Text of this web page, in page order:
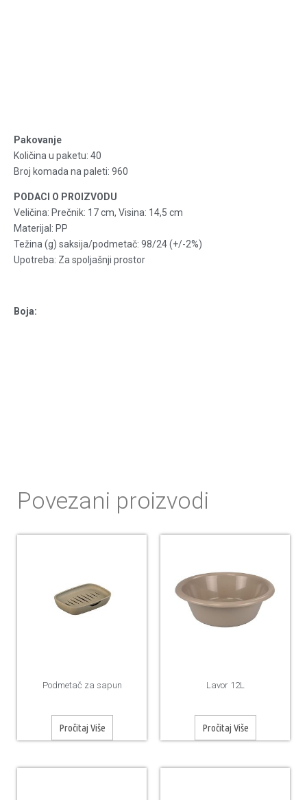
Pakovanje
Količina u paketu: 40
Broj komada na paleti: 960
PODACI O PROIZVODU
Veličina: Prečnik: 17 cm, Visina: 14,5 cm
Materijal: PP
Težina (g) saksija/podmetač: 98/24 (+/-2%)
Upotreba: Za spoljašnji prostor
Boja:
Povezani proizvodi
Podmetač za sapun
Pročitaj Više
Lavor 12L
Pročitaj Više